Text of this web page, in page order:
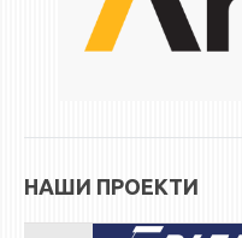
НАШИ ПРОЕКТИ